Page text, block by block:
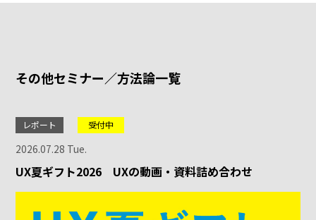
その他セミナー／方法論一覧
レポート 受付中
2026.07.28 Tue.
UX夏ギフト2026 UXの動画・資料詰め合わせ